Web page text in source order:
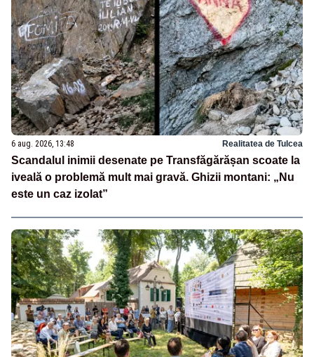
6 aug. 2026, 13:48 Realitatea de Tulcea
Scandalul inimii desenate pe Transfăgărășan scoate la
iveală o problemă mult mai gravă. Ghizii montani: „Nu
este un caz izolat”